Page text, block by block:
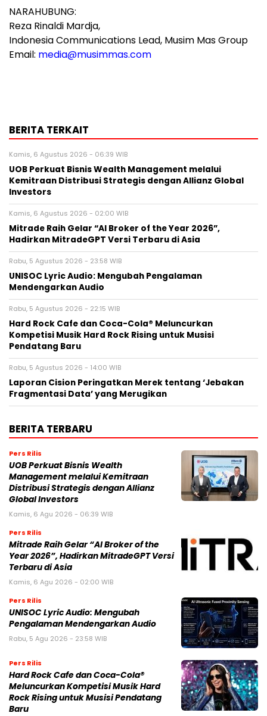
NARAHUBUNG:
Reza Rinaldi Mardja,
Indonesia Communications Lead, Musim Mas Group
Email: media@musimmas.com
BERITA TERKAIT
Kamis, 6 Agustus 2026 - 06:39 WIB
UOB Perkuat Bisnis Wealth Management melalui
Kemitraan Distribusi Strategis dengan Allianz Global
Investors
Kamis, 6 Agustus 2026 - 02:00 WIB
Mitrade Raih Gelar “AI Broker of the Year 2026”,
Hadirkan MitradeGPT Versi Terbaru di Asia
Rabu, 5 Agustus 2026 - 23:58 WIB
UNISOC Lyric Audio: Mengubah Pengalaman
Mendengarkan Audio
Rabu, 5 Agustus 2026 - 22:15 WIB
Hard Rock Cafe dan Coca-Cola® Meluncurkan
Kompetisi Musik Hard Rock Rising untuk Musisi
Pendatang Baru
Rabu, 5 Agustus 2026 - 14:00 WIB
Laporan Cision Peringatkan Merek tentang ‘Jebakan
Fragmentasi Data’ yang Merugikan
BERITA TERBARU
Pers Rilis
UOB Perkuat Bisnis Wealth
Management melalui Kemitraan
Distribusi Strategis dengan Allianz
Global Investors
Kamis, 6 Agu 2026 - 06:39 WIB
Pers Rilis
Mitrade Raih Gelar “AI Broker of the
Year 2026”, Hadirkan MitradeGPT Versi
Terbaru di Asia
Kamis, 6 Agu 2026 - 02:00 WIB
Pers Rilis
UNISOC Lyric Audio: Mengubah
Pengalaman Mendengarkan Audio
Rabu, 5 Agu 2026 - 23:58 WIB
Pers Rilis
Hard Rock Cafe dan Coca-Cola®
Meluncurkan Kompetisi Musik Hard
Rock Rising untuk Musisi Pendatang
Baru